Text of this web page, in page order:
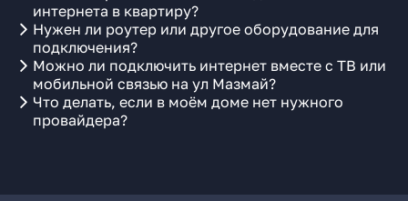
интернета в квартиру?
Нужен ли роутер или другое оборудование для
подключения?
Можно ли подключить интернет вместе с ТВ или
мобильной связью на ул Мазмай?
Что делать, если в моём доме нет нужного
провайдера?